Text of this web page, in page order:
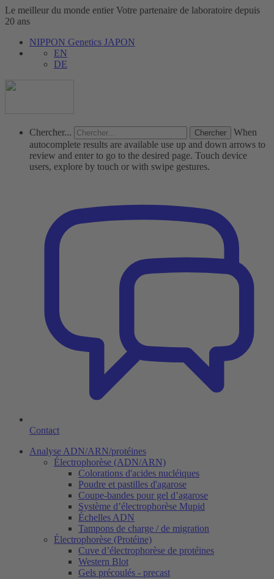
Le meilleur du monde entier Votre partenaire de laboratoire depuis
20 ans
NIPPON Genetics JAPON
EN
DE
Chercher...
When
autocomplete results are available use up and down arrows to
review and enter to go to the desired page. Touch device
users, explore by touch or with swipe gestures.
Contact
Analyse ADN/ARN/protéines
Électrophorèse (ADN/ARN)
Colorations d'acides nucléiques
Poudre et pastilles d'agarose
Coupe-bandes pour gel d’agarose
Système d’électrophorèse Mupid
Échelles ADN
Tampons de charge / de migration
Électrophorèse (Protéine)
Cuve d’électrophorèse de protéines
Western Blot
Gels précoulés - precast